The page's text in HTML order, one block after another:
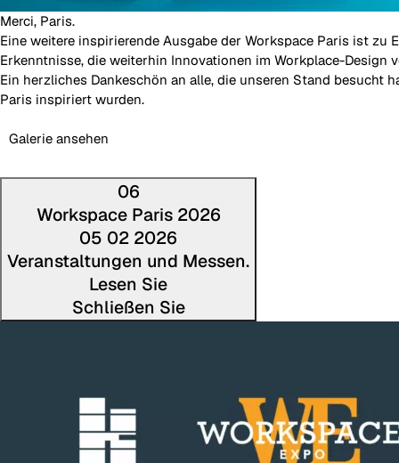
Merci, Paris.
Eine weitere inspirierende Ausgabe der Workspace Paris ist
Erkenntnisse, die weiterhin Innovationen im Workplace-Design
Ein herzliches Dankeschön an alle, die unseren Stand besucht
Paris inspiriert wurden.
Galerie ansehen
06
Workspace Paris 2026
05 02 2026
Veranstaltungen und Messen.
Lesen Sie
Schließen SieDen